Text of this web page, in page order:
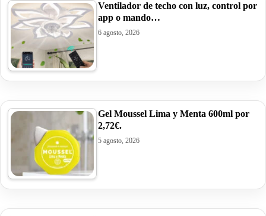
Ventilador de techo con luz, control por
app o mando…
6 agosto, 2026
Gel Moussel Lima y Menta 600ml por
2,72€.
5 agosto, 2026